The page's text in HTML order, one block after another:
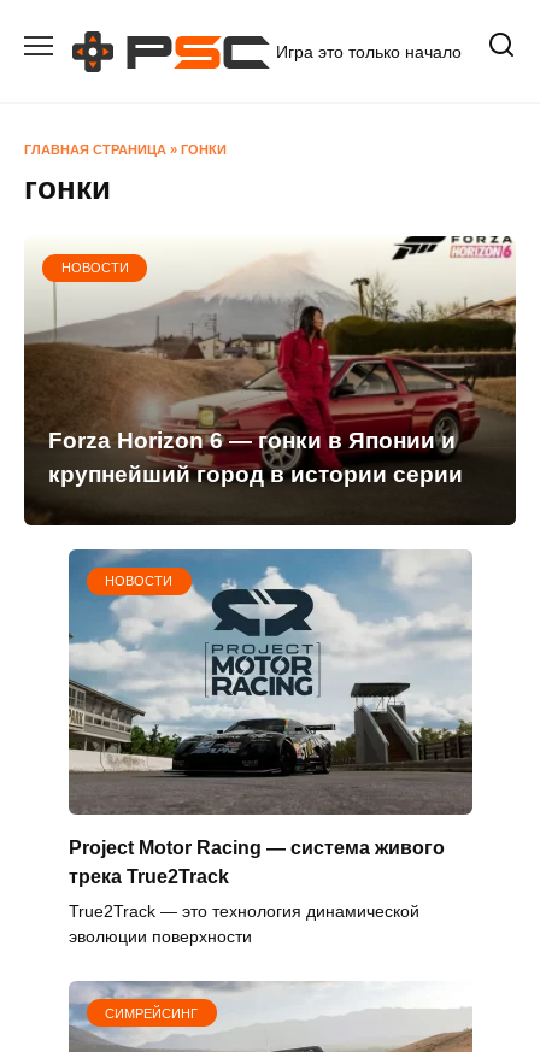
содержанию
Игра это только начало
ГЛАВНАЯ СТРАНИЦА » ГОНКИ
гонки
НОВОСТИ
Forza Horizon 6 — гонки в Японии и
крупнейший город в истории серии
НОВОСТИ
Project Motor Racing — система живого
трека True2Track
True2Track — это технология динамической
эволюции поверхности
СИМРЕЙСИНГ